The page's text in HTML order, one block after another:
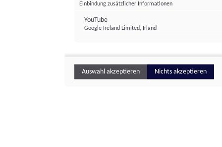
Einbindung zusätzlicher Informationen
YouTube
Google Ireland Limited, Irland
Auswahl akzeptieren Nichts akzeptieren